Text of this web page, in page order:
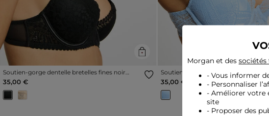
Soutien-gorge dentelle bretelles fines noir
35,00 €
Soutien-gorge dentelle bretelles fines
35,00 €
Morgan et des sociétés
- Vous informer
- Personnaliser
- Améliorer votre
site
- Proposer des